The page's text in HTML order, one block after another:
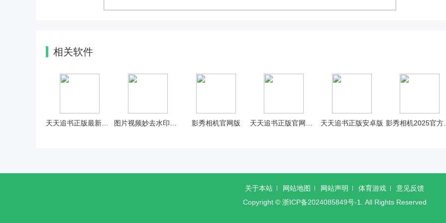
相关软件
影秀相机官网版 天天追书正版安卓版
关于本站 网站地图 网站声明 体育游戏
意见反馈
Copyright © 浙ICP备2024085849号-1 . All Rights Reserved